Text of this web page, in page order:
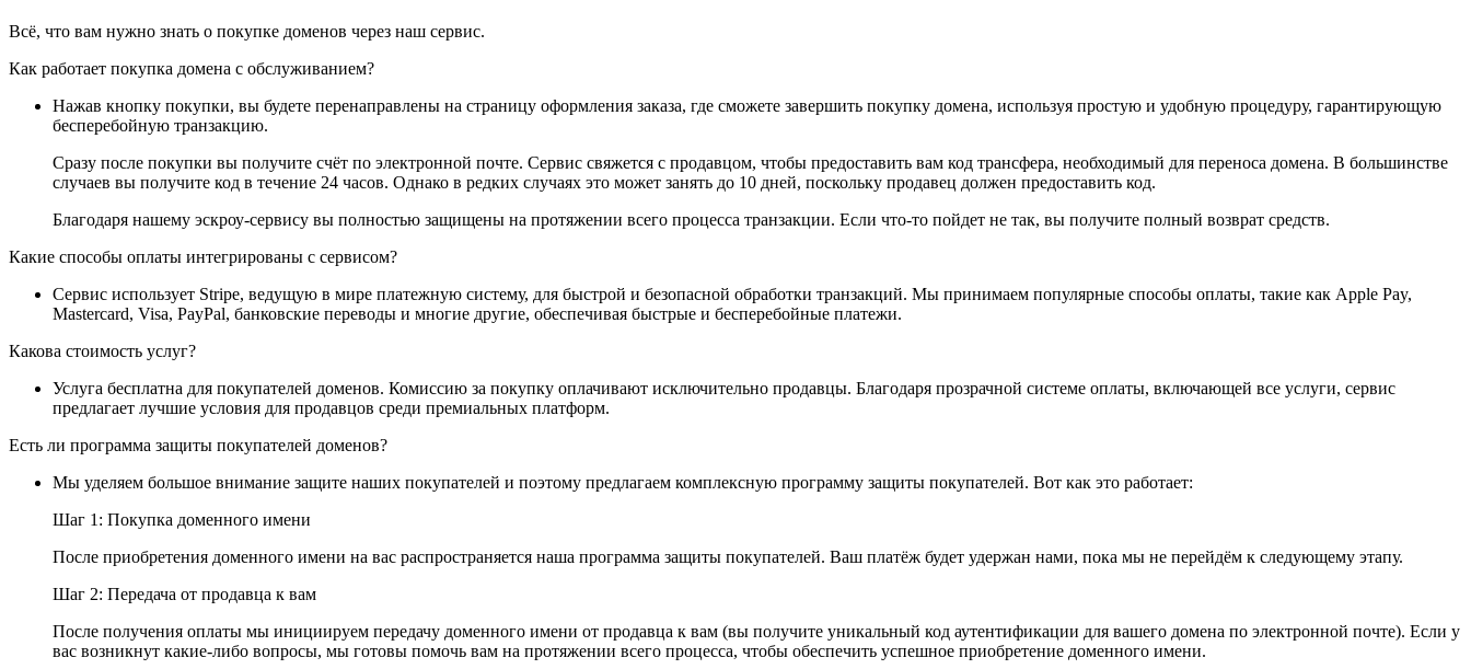
Всё, что вам нужно знать о покупке доменов через наш сервис.
Как работает покупка домена с обслуживанием?
Нажав кнопку покупки, вы будете перенаправлены на страницу оформления заказа, где сможете завершить покупку домена, используя простую и удобную процедуру, гарантирующую
бесперебойную транзакцию.
Сразу после покупки вы получите счёт по электронной почте. Сервис свяжется с продавцом, чтобы предоставить вам код трансфера, необходимый для переноса домена. В большинстве
случаев вы получите код в течение 24 часов. Однако в редких случаях это может занять до 10 дней, поскольку продавец должен предоставить код.
Благодаря нашему эскроу-сервису вы полностью защищены на протяжении всего процесса транзакции. Если что-то пойдет не так, вы получите полный возврат средств.
Какие способы оплаты интегрированы с сервисом?
Сервис использует Stripe, ведущую в мире платежную систему, для быстрой и безопасной обработки транзакций. Мы принимаем популярные способы оплаты, такие как Apple Pay,
Mastercard, Visa, PayPal, банковские переводы и многие другие, обеспечивая быстрые и бесперебойные платежи.
Какова стоимость услуг?
Услуга бесплатна для покупателей доменов. Комиссию за покупку оплачивают исключительно продавцы. Благодаря прозрачной системе оплаты, включающей все услуги, сервис
предлагает лучшие условия для продавцов среди премиальных платформ.
Есть ли программа защиты покупателей доменов?
Мы уделяем большое внимание защите наших покупателей и поэтому предлагаем комплексную программу защиты покупателей. Вот как это работает:
Шаг 1: Покупка доменного имени
После приобретения доменного имени на вас распространяется наша программа защиты покупателей. Ваш платёж будет удержан нами, пока мы не перейдём к следующему этапу.
Шаг 2: Передача от продавца к вам
После получения оплаты мы инициируем передачу доменного имени от продавца к вам (вы получите уникальный код аутентификации для вашего домена по электронной почте). Если у
вас возникнут какие-либо вопросы, мы готовы помочь вам на протяжении всего процесса, чтобы обеспечить успешное приобретение доменного имени.